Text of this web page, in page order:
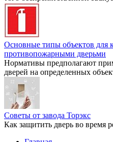
Основные типы объектов для
противопожарными дверьми
Нормативы предполагают
дверей на определенных
Советы от завода Торэкс
Как защитить дверь во время